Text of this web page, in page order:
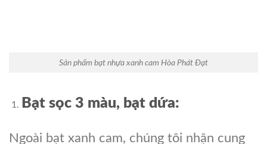
Sản phẩm bạt nhựa xanh cam Hòa Phát Đạt
Bạt sọc 3 màu, bạt dứa:
Ngoài bạt xanh cam, chúng tôi nhận cung